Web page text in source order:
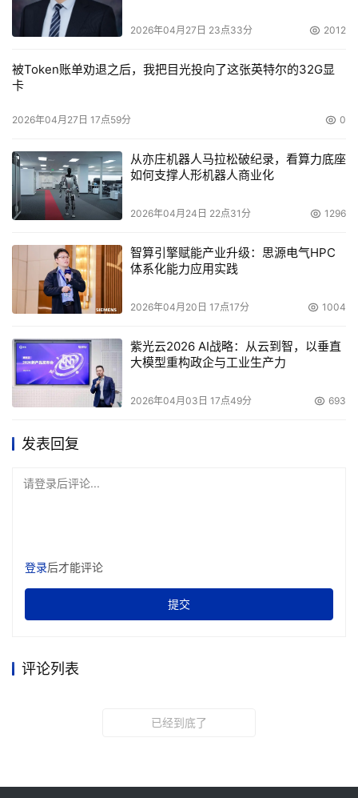
2026年04月27日 23点33分 2012
被Token账单劝退之后，我把目光投向了这张英特尔的32G显
卡
2026年04月27日 17点59分 0
从亦庄机器人马拉松破纪录，看算力底座
如何支撑人形机器人商业化
2026年04月24日 22点31分 1296
智算引擎赋能产业升级：思源电气HPC
体系化能力应用实践
2026年04月20日 17点17分 1004
紫光云2026 AI战略：从云到智，以垂直
大模型重构政企与工业生产力
2026年04月03日 17点49分 693
发表回复
请登录后评论...
登录后才能评论
提交
评论列表
已经到底了